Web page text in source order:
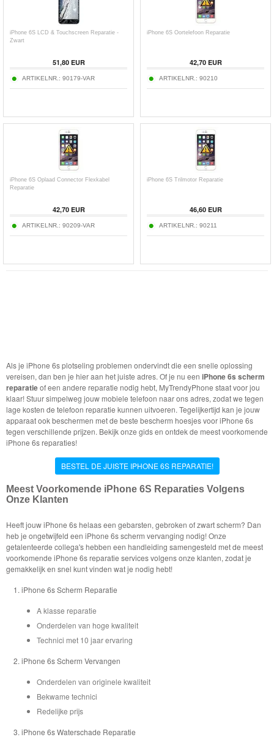
iPhone 6S LCD & Touchscreen Reparatie -
Zwart
51,80 EUR
ARTIKELNR.: 90179-VAR
iPhone 6S Oortelefoon Reparatie
42,70 EUR
ARTIKELNR.: 90210
iPhone 6S Oplaad Connector Flexkabel
Reparatie
42,70 EUR
ARTIKELNR.: 90209-VAR
iPhone 6S Trilmotor Reparatie
46,60 EUR
ARTIKELNR.: 90211
Als je iPhone 6s plotseling problemen ondervindt die een snelle oplossing
vereisen, dan ben je hier aan het juiste adres. Of je nu een iPhone 6s scherm
reparatieof een andere reparatie nodig hebt, MyTrendyPhone staat voor jou
klaar! Stuur simpelweg jouw mobiele telefoon naar ons adres, zodat we tegen
lage kosten de telefoon reparatie kunnen uitvoeren. Tegelijkertijd kan je jouw
apparaat ook beschermen met de beste bescherm hoesjes voor iPhone 6s
tegen verschillende prijzen. Bekijk onze gids en ontdek de meest voorkomende
iPhone 6s reparaties!
BESTEL DE JUISTE IPHONE 6S REPARATIE!
Meest Voorkomende iPhone 6S Reparaties Volgens
Onze Klanten
Heeft jouw iPhone 6s helaas een gebarsten, gebroken of zwart scherm? Dan
heb je ongetwijfeld een iPhone 6s scherm vervanging nodig! Onze
getalenteerde collega's hebben een handleiding samengesteld met de meest
voorkomende iPhone 6s reparatie services volgens onze klanten, zodat je
gemakkelijk en snel kunt vinden wat je nodig hebt!
iPhone 6s Scherm Reparatie
A klasse reparatie
Onderdelen van hoge kwaliteit
Technici met 10 jaar ervaring
iPhone 6s Scherm Vervangen
Onderdelen van originele kwaliteit
Bekwame technici
Redelijke prijs
iPhone 6s Waterschade Reparatie